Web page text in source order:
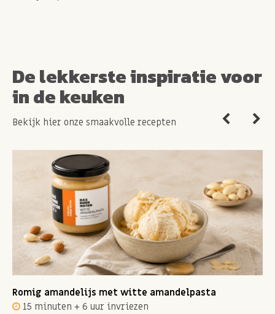
De lekkerste inspiratie voor
in de keuken
Bekijk hier onze smaakvolle recepten
Romig amandelijs met witte amandelpasta
15 minuten + 6 uur invriezen